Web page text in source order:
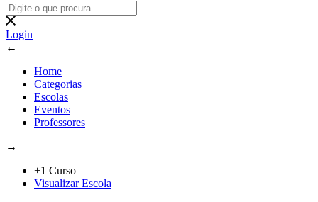
Login
←
Home
Categorias
Escolas
Eventos
Professores
→
+1 Curso
Visualizar Escola